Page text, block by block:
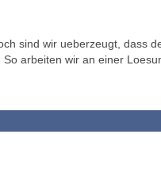
sind wir ueberzeugt, dass
arbeiten wir an einer